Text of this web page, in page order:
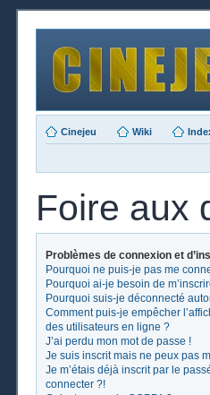
Cinejeu Wiki
Foire aux
Problèmes de connexion et
Pourquoi ne puis-je pas me
Pourquoi ai-je besoin de
Pourquoi suis-je déconnecté
Comment puis-je empêcher
des utilisateurs en ligne ?
J’ai perdu mon mot de passe !
Je suis inscrit mais ne peux pas
Je m’étais déjà inscrit par le
connecter ?!